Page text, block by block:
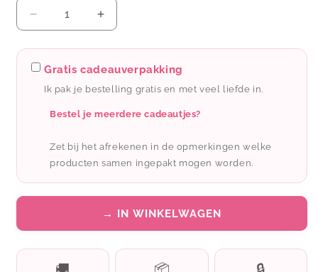
Aantal
verlagen
voor
Liet
Joliet:
oorbellen
Aantal
verhogen
voor
Liet
Joliet:
oorbellen
Gratis cadeauverpakking
Ik pak je bestelling gratis en met veel liefde in.
Bestel je meerdere cadeautjes?
Zet bij het afrekenen in de opmerkingen welke
producten samen ingepakt mogen worden.
→ IN WINKELWAGEN